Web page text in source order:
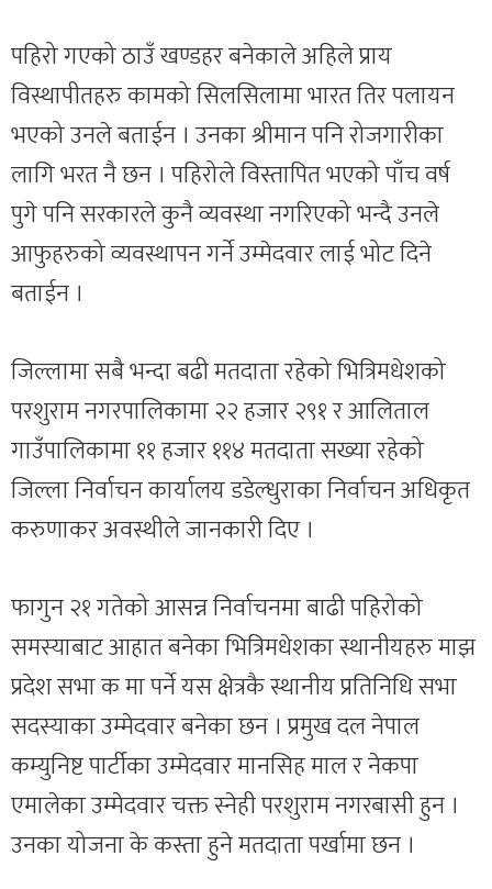
पहिरो गएको ठाउँ खण्डहर बनेकाले अहिले प्राय
विस्थापीतहरु कामको सिलसिलामा भारत तिर पलायन
भएको उनले बताईन । उनका श्रीमान पनि रोजगारीका
लागि भरत नै छन । पहिरोले विस्तापित भएको पाँच वर्ष
पुगे पनि सरकारले कुनै व्यवस्था नगरिएको भन्दै उनले
आफुहरुको व्यवस्थापन गर्ने उम्मेदवार लाई भोट दिने
बताईन ।
जिल्लामा सबै भन्दा बढी मतदाता रहेको भित्रिमधेशको
परशुराम नगरपालिकामा २२ हजार २९१ र आलिताल
गाउँपालिकामा ११ हजार ११४ मतदाता सख्या रहेको
जिल्ला निर्वाचन कार्यालय डडेल्धुराका निर्वाचन अधिकृत
करुणाकर अवस्थीले जानकारी दिए ।
फागुन २१ गतेको आसन्न निर्वाचनमा बाढी पहिरोको
समस्याबाट आहात बनेका भित्रिमधेशका स्थानीयहरु माझ
प्रदेश सभा क मा पर्ने यस क्षेत्रकै स्थानीय प्रतिनिधि सभा
सदस्याका उम्मेदवार बनेका छन । प्रमुख दल नेपाल
कम्युनिष्ट पार्टीका उम्मेदवार मानसिह माल र नेकपा
एमालेका उम्मेदवार चक्त स्नेही परशुराम नगरबासी हुन ।
उनका योजना के कस्ता हुने मतदाता पर्खामा छन ।